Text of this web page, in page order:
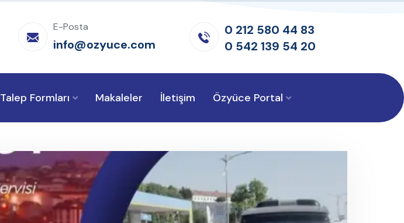
E-Posta
info@ozyuce.com
0 212 580 44 83
0 542 139 54 20
Talep Formları Makaleler İletişim Özyüce Portal